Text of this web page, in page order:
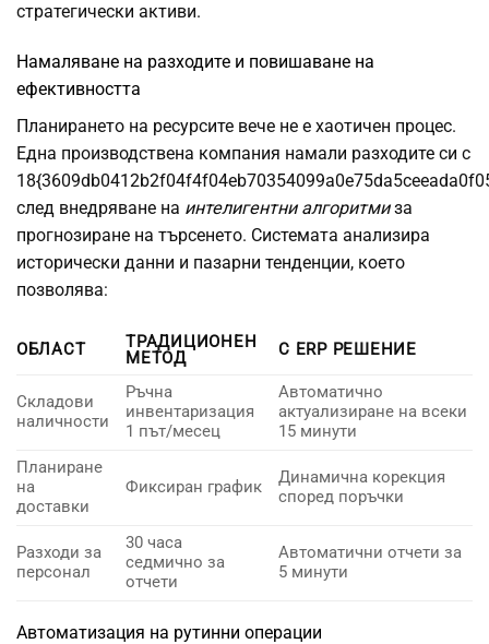
стратегически активи.
Намаляване на разходите и повишаване на
ефективността
Планирането на ресурсите вече не е хаотичен процес.
Една производствена компания намали разходите си с
след внедряване на интелигентни алгоритмиза
прогнозиране на търсенето. Системата анализира
исторически данни и пазарни тенденции, което
позволява:
ОБЛАСТ
ТРАДИЦИОНЕН
МЕТОД
С ERP РЕШЕНИЕ
Складови
наличности
Ръчна
инвентаризация
1 път/месец
Автоматично
актуализиране на всеки
15 минути
Планиране
на
доставки
Фиксиран график
Динамична корекция
според поръчки
Разходи за
персонал
30 часа
седмично за
отчети
Автоматични отчети за
5 минути
Автоматизация на рутинни операции